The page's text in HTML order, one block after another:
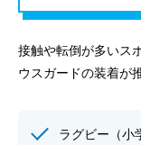
接触や転倒が多いス
ウスガードの装着が
ラグビー（小